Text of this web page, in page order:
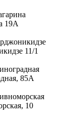
19А
11/1
85А
10